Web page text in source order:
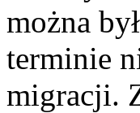
można
terminie
migracji.